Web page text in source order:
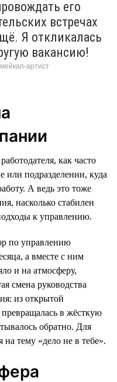
его
встречах
Я откликалась
вакансию!
артист
как часто
или подразделении, куда
А ведь это тоже
насколько стабилен
к управлению.
по управлению
а вместе с ним
и на атмосферу,
смена руководства
из открытой
в жёсткую
обратно. Для
тему «дело не в тебе».